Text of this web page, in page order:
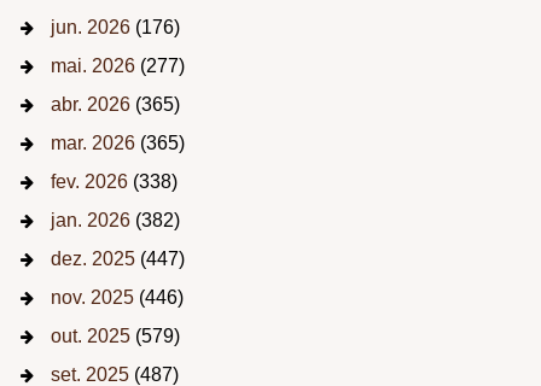
jun. 2026 (176)
mai. 2026 (277)
abr. 2026 (365)
mar. 2026 (365)
fev. 2026 (338)
jan. 2026 (382)
dez. 2025 (447)
nov. 2025 (446)
out. 2025 (579)
set. 2025 (487)